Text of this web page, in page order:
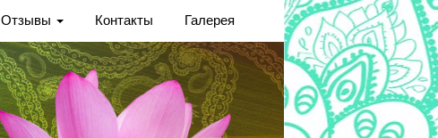
Отзывы Контакты Галерея